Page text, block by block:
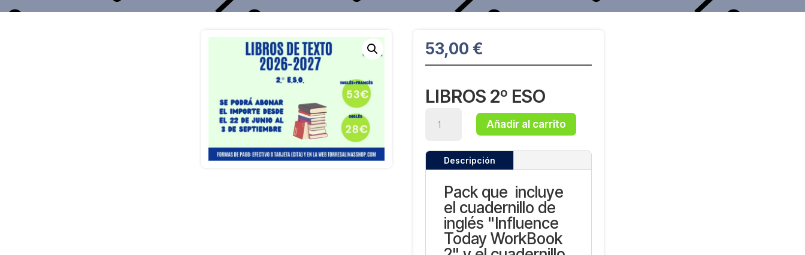
53,00€
LIBROS 2º ESO
cantidad
Añadir al carrito
Descripción
Pack que incluye
el cuadernillo de
inglés "Influence
Today WorkBook